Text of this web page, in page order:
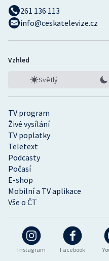
Instagram Facebook
TV program
Živé vysílání
TV poplatky
Teletext
Podcasty
Počasí
E-shop
Mobilní a TV aplikace
Vše o ČT
261 136 113
info@ceskatelevize.cz
Vzhled
Světlý